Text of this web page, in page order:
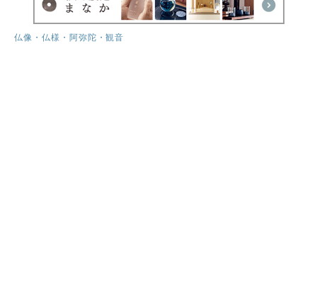
仏像・仏様・阿弥陀・観音